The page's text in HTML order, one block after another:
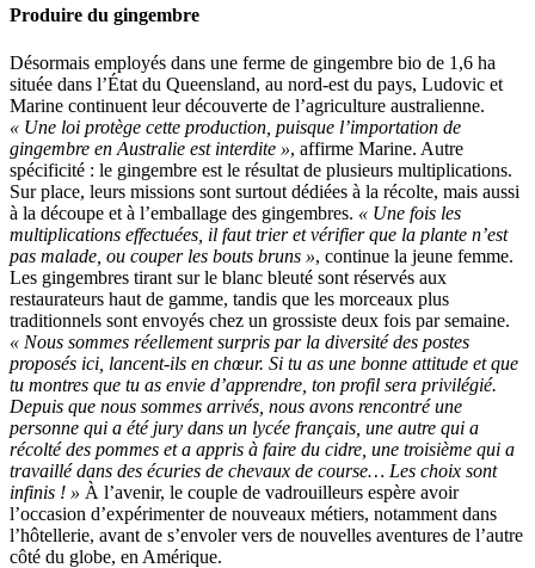
Produire du gingembre
Désormais employés dans une ferme de gingembre bio de 1,6 ha
située dans l’État du Queensland, au nord-est du pays, Ludovic et
Marine continuent leur découverte de l’agriculture australienne.
« Une loi protège cette production, puisque l’importation de
gingembre en Australie est interdite », affirme Marine. Autre
spécificité : le gingembre est le résultat de plusieurs multiplications.
Sur place, leurs missions sont surtout dédiées à la récolte, mais aussi
à la découpe et à l’emballage des gingembres. « Une fois les
multiplications effectuées, il faut trier et vérifier que la plante n’est
pas malade, ou couper les bouts bruns », continue la jeune femme.
Les gingembres tirant sur le blanc bleuté sont réservés aux
restaurateurs haut de gamme, tandis que les morceaux plus
traditionnels sont envoyés chez un grossiste deux fois par semaine.
« Nous sommes réellement surpris par la diversité des postes
proposés ici, lancent-ils en chœur. Si tu as une bonne attitude et que
tu montres que tu as envie d’apprendre, ton profil sera privilégié.
Depuis que nous sommes arrivés, nous avons rencontré une
personne qui a été jury dans un lycée français, une autre qui a
récolté des pommes et a appris à faire du cidre, une troisième qui a
travaillé dans des écuries de chevaux de course… Les choix sont
infinis ! » À l’avenir, le couple de vadrouilleurs espère avoir
l’occasion d’expérimenter de nouveaux métiers, notamment dans
l’hôtellerie, avant de s’envoler vers de nouvelles aventures de l’autre
côté du globe, en Amérique.